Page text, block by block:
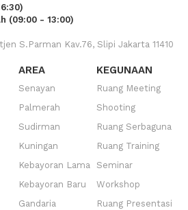
(09:00 - 13:00)
S.Parman Kav.76, Slipi Jakarta 11410
AREA
Senayan
Palmerah
Sudirman
Kuningan
Kebayoran Lama
Kebayoran Baru
Gandaria
KEGUNAAN
Ruang Meeting
Shooting
Ruang Serbaguna
Ruang Training
Seminar
Workshop
Ruang Presentasi